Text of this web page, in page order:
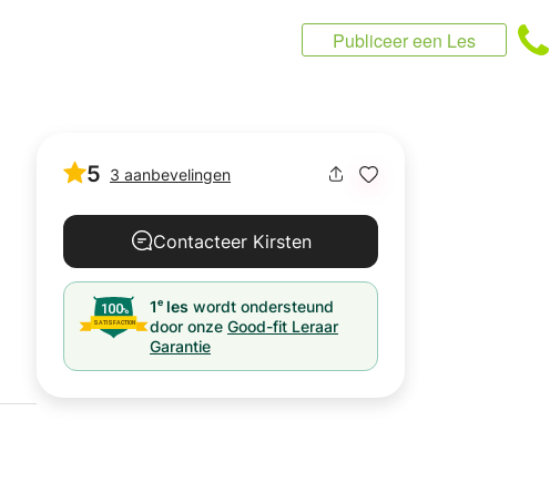
Publiceer een Les
5 3 aanbevelingen
Contacteer Kirsten
1e les wordt ondersteund
door onze Good-fit Leraar
Garantie